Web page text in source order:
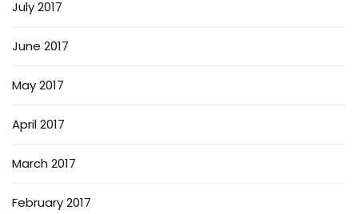
July 2017
June 2017
May 2017
April 2017
March 2017
February 2017